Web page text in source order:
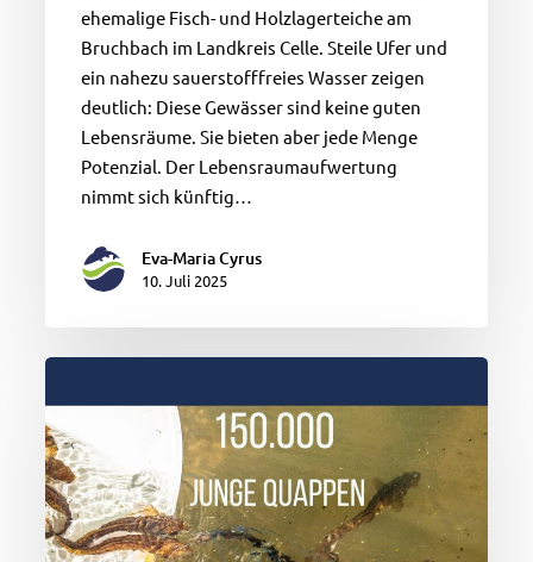
ehemalige Fisch- und Holzlagerteiche am
Bruchbach im Landkreis Celle. Steile Ufer und
ein nahezu sauerstofffreies Wasser zeigen
deutlich: Diese Gewässer sind keine guten
Lebensräume. Sie bieten aber jede Menge
Potenzial. Der Lebensraumaufwertung
nimmt sich künftig…
Eva-Maria Cyrus
10. Juli 2025
In
Weser
und
Nebengewässern
schwimmen
gefährdete
Süßwasserdorsche